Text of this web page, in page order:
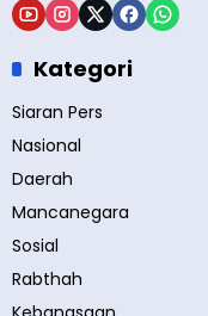
Kategori
Siaran Pers
Nasional
Daerah
Mancanegara
Sosial
Rabthah